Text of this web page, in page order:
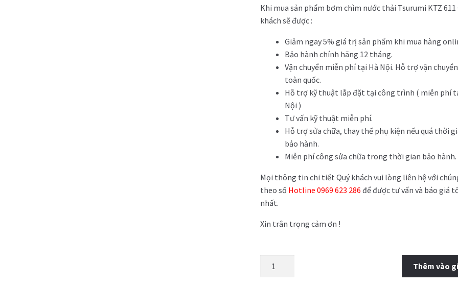
Khi mua sản phẩm bơm chìm nước thải Tsurumi KTZ 611
khách sẽ được :
Giảm ngay 5% giá trị sản phẩm khi mua hàng
Bảo hành chính hãng 12 tháng.
Vận chuyển miễn phí tại Hà Nội. Hỗ trợ vận chuyển
toàn quốc.
Hỗ trợ kỹ thuật lắp đặt tại công trình ( miễn phí
Nội )
Tư vấn kỹ thuật miễn phí.
Hỗ trợ sửa chữa, thay thế phụ kiện nếu quá thời
bảo hành.
Miễn phí công sửa chữa trong thời gian bảo hành.
Mọi thông tin chi tiết Quý khách vui lòng liên hệ với
theo số Hotline 0969 623 286 để được tư vấn và báo giá
nhất.
Xin trân trọng cảm ơn !
Thêm vào